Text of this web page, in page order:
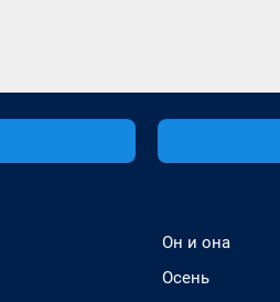
Он и она
Осень